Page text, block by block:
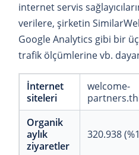
internet servis
verilere, şirketin
Google Analytics gibi bir
trafik ölçümlerine vb.
İnternet
siteleri
welcome-
Organik
aylık
ziyaretler
320.938